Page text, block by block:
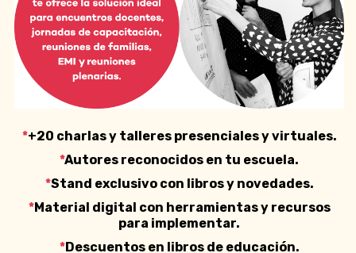
*+20 charlas y talleres presenciales y virtuales.
*Autores reconocidos en tu escuela.
*Stand exclusivo con libros y novedades.
*Material digital con herramientas y recursos
para implementar.
*Descuentos en libros de educación.